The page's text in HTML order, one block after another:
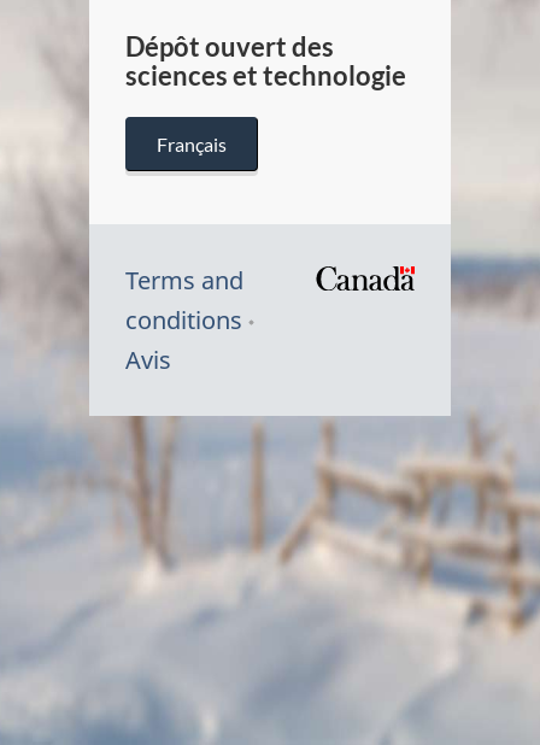
Dépôt ouvert des
sciences et technologie
Français
Terms and
conditions
Avis
Symbole
Canada